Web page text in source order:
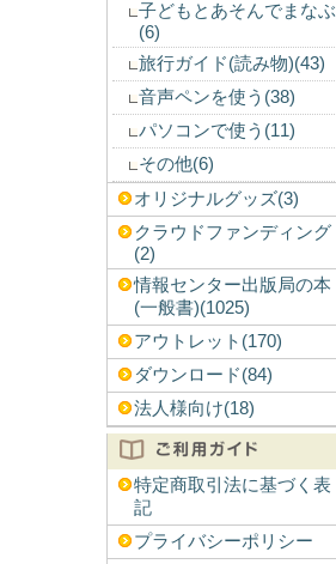
子どもとあそんでまなぶ
(6)
旅行ガイド(読み物)(43)
音声ペンを使う(38)
パソコンで使う(11)
その他(6)
オリジナルグッズ(3)
クラウドファンディング
(2)
情報センター出版局の本
(一般書)(1025)
アウトレット(170)
ダウンロード(84)
法人様向け(18)
特定商取引法に基づく表
記
プライバシーポリシー